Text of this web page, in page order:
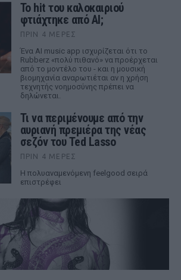
Το hit του καλοκαιριού
φτιάχτηκε από AI;
ΠΡΙΝ 4 ΜΈΡΕΣ
Ένα AI music app ισχυρίζεται ότι το
Rubberz «πολύ πιθανό» να προέρχεται
από το μοντέλο του - και η μουσική
βιομηχανία αναρωτιέται αν η χρήση
τεχνητής νοημοσύνης πρέπει να
δηλώνεται.
Τι να περιμένουμε από την
αυριανή πρεμιέρα της νέας
σεζόν του Ted Lasso
ΠΡΙΝ 4 ΜΈΡΕΣ
Η πολυαναμενόμενη feelgood σειρά
επιστρέφει